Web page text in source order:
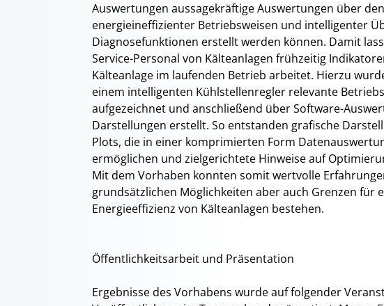
Auswertungen aussagekräftige Auswertungen über
energieineffizienter Betriebsweisen und intelligenter
Diagnosefunktionen erstellt werden können. Damit
Service-Personal von Kälteanlagen frühzeitig
Kälteanlage im laufenden Betrieb arbeitet. Hierzu
einem intelligenten Kühlstellenregler relevante
aufgezeichnet und anschließend über Software-
Darstellungen erstellt. So entstanden grafische
Plots, die in einer komprimierten Form
ermöglichen und zielgerichtete Hinweise auf
Mit dem Vorhaben konnten somit wertvolle
grundsätzlichen Möglichkeiten aber auch Grenzen für
Energieeffizienz von Kälteanlagen bestehen.
Öffentlichkeitsarbeit und Präsentation
Ergebnisse des Vorhabens wurde auf folgender